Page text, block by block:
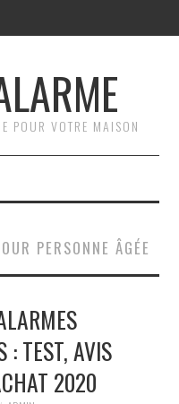
POUR VOTRE MAISON
PERSONNE ÂGÉE
: TEST, AVIS
2020